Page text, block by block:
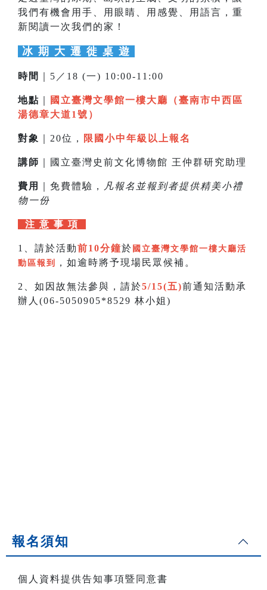
我們有機會用手、用眼睛、用感覺、用語言，重
新閱讀一次我們的家！
冰 期 大 遷 徙 桌 遊
時間 ｜5／18 (一) 10:00-11:00
地點
國立臺灣文學館一樓大廳（臺南市中西區
湯德章大道1號）
對象 ｜20位， 限國小中年級以上報名
講師 ｜國立臺灣史前文化博物館 王仲群研究助理
費用 ｜免費體驗，
凡報名並報到者提供精美小禮
物一份
注 意 事 項
1、請於活動前10分鐘於 國立臺灣文學館一樓大廳活
動區報到
，如逾時將予現場民眾候補。
2、如因故無法參與，請於5/15(五)前通知活動承
辦人(06-5050905*8529 林小姐)
報名須知
個人資料提供告知事項暨同意書